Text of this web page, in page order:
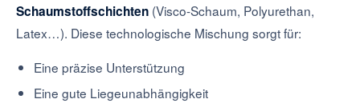
Schaumstoffschichten (Visco-Schaum, Polyurethan,
Latex…). Diese technologische Mischung sorgt für:
Eine präzise Unterstützung
Eine gute Liegeunabhängigkeit